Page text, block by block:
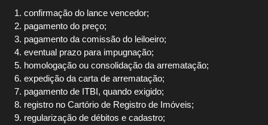
confirmação do lance vencedor;
pagamento do preço;
pagamento da comissão do leiloeiro;
eventual prazo para impugnação;
homologação ou consolidação da arrematação;
expedição da carta de arrematação;
pagamento de ITBI, quando exigido;
registro no Cartório de Registro de Imóveis;
regularização de débitos e cadastro;